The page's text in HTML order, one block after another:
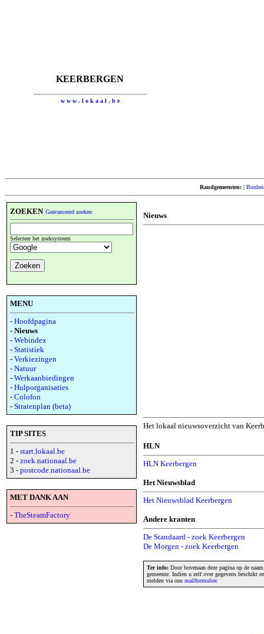
KEERBERGEN
w w w . l o k a a l . b e
Randgemeenten: |
ZOEKEN Geavanceerd zoeken
Selecteer het zoeksysteem
MENU
- Hoofdpagina
- Nieuws
- Webindex
- Statistiek
- Verkiezingen
- Natuur
- Werkaanbiedingen
- Hulporganisaties
- Colofon
- Stratenplan (beta)
TIP SITES
1 - start.lokaal.be
2 - zoek.nationaal.be
3 - postcode.nationaal.be
MET DANK AAN
- TheSteamFactory
Nieuws
Het lokaal nieuwsoverzicht van
HLN
HLN Keerbergen
Het Nieuwsblad
Het Nieuwsblad Keerbergen
Andere kranten
De Standaard - zoek Keerbergen
De Morgen - zoek Keerbergen
Ter info: Door bovenaan deze pagina op de
gemeente. Indien u zelf over gegevens beschikt
melden via ons mailformulier.